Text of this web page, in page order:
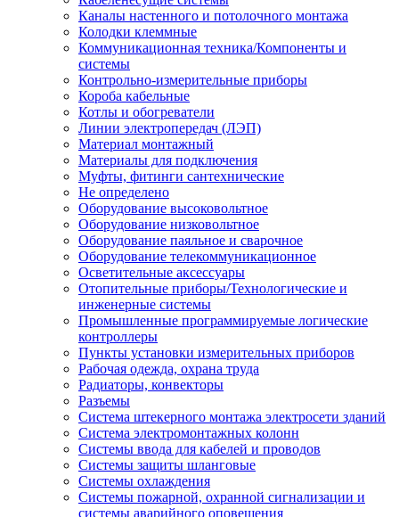
Каналы настенного и потолочного монтажа
Колодки клеммные
Коммуникационная техника/Компоненты и
системы
Контрольно-измерительные приборы
Короба кабельные
Котлы и обогреватели
Линии электропередач (ЛЭП)
Материал монтажный
Материалы для подключения
Муфты, фитинги сантехнические
Не определено
Оборудование высоковольтное
Оборудование низковольтное
Оборудование паяльное и сварочное
Оборудование телекоммуникационное
Осветительные аксессуары
Отопительные приборы/Технологические и
инженерные системы
Промышленные программируемые логические
контроллеры
Пункты установки измерительных приборов
Рабочая одежда, охрана труда
Радиаторы, конвекторы
Разъемы
Система штекерного монтажа электросети зданий
Система электромонтажных колонн
Системы ввода для кабелей и проводов
Системы защиты шланговые
Системы охлаждения
Системы пожарной, охранной сигнализации и
системы аварийного оповещения